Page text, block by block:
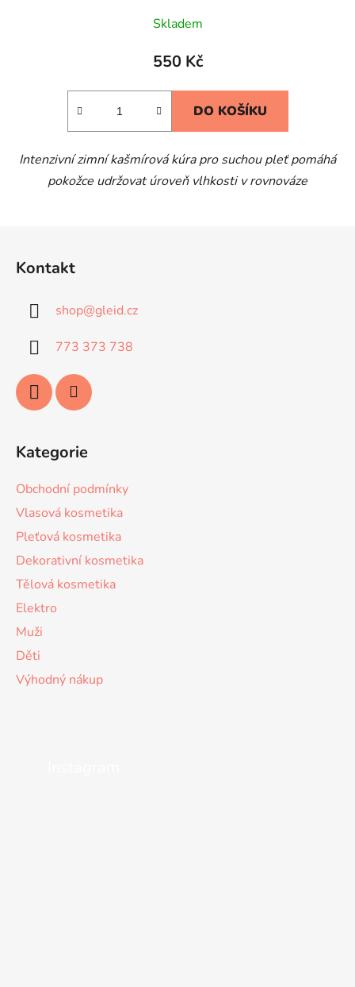
Skladem
550 Kč
DO KOŠÍKU
Intenzivní zimní kašmírová kúra pro suchou pleť pomáhá
pokožce udržovat úroveň vlhkosti v rovnováze
Kontakt
shop@gleid.cz
773 373 738
Kategorie
Obchodní podmínky
Vlasová kosmetika
Pleťová kosmetika
Dekorativní kosmetika
Tělová kosmetika
Elektro
Muži
Děti
Výhodný nákup